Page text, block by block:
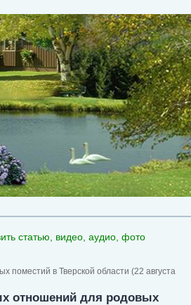
статью, видео, аудио, фото
в Тверской области (22 августа
отношений для родовых